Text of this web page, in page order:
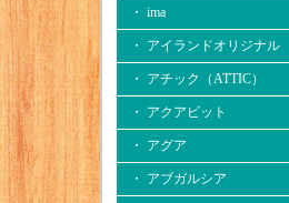
・ ima
・ アイランドオリジナル
・ アチック（ATTIC）
・ アクアビット
・ アグア
・ アブガルシア